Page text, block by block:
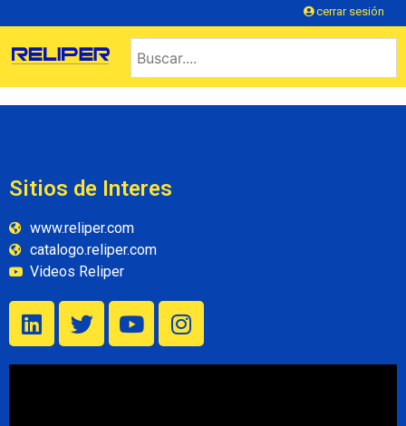
cerrar sesión
Sitios de Interes
www.reliper.com
catalogo.reliper.com
Videos Reliper